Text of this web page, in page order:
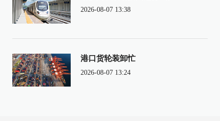
2026-08-07 13:38
港口货轮装卸忙
2026-08-07 13:24